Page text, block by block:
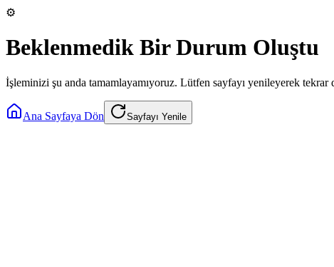
⚙️
Beklenmedik Bir Durum Oluştu
İşleminizi şu anda tamamlayamıyoruz. Lütfen sayfayı yenileyerek tekrar
Ana Sayfaya Dön Sayfayı Yenile